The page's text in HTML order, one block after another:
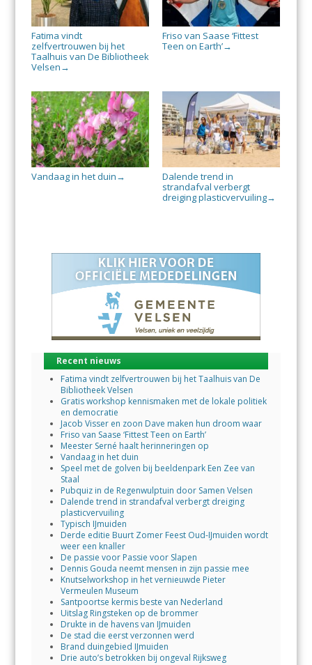
Fatima vindt
zelfvertrouwen bij het
Taalhuis van De Bibliotheek
Velsen →
Friso van Saase ‘Fittest
Teen on Earth’→
Vandaag in het duin →
Dalende trend in
strandafval verbergt
dreiging plasticvervuiling→
Recent nieuws
Fatima vindt zelfvertrouwen bij het Taalhuis van De
Bibliotheek Velsen
Gratis workshop kennismaken met de lokale politiek
en democratie
Jacob Visser en zoon Dave maken hun droom waar
Friso van Saase ‘Fittest Teen on Earth’
Meester Serné haalt herinneringen op
Vandaag in het duin
Speel met de golven bij beeldenpark Een Zee van
Staal
Pubquiz in de Regenwulptuin door Samen Velsen
Dalende trend in strandafval verbergt dreiging
plasticvervuiling
Typisch IJmuiden
Derde editie Buurt Zomer Feest Oud-IJmuiden wordt
weer een knaller
De passie voor Passie voor Slapen
Dennis Gouda neemt mensen in zijn passie mee
Knutselworkshop in het vernieuwde Pieter
Vermeulen Museum
Santpoortse kermis beste van Nederland
Uitslag Ringsteken op de brommer
Drukte in de havens van IJmuiden
De stad die eerst verzonnen werd
Brand duingebied IJmuiden
Drie auto’s betrokken bij ongeval Rijksweg